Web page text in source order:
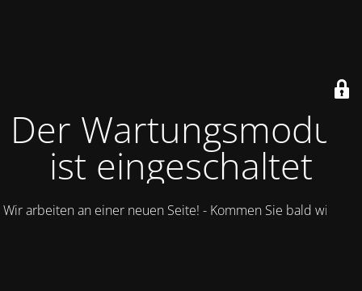
Der Wartungsmodus
ist eingeschaltet
Wir arbeiten an einer neuen Seite! - Kommen Sie bald wieder.